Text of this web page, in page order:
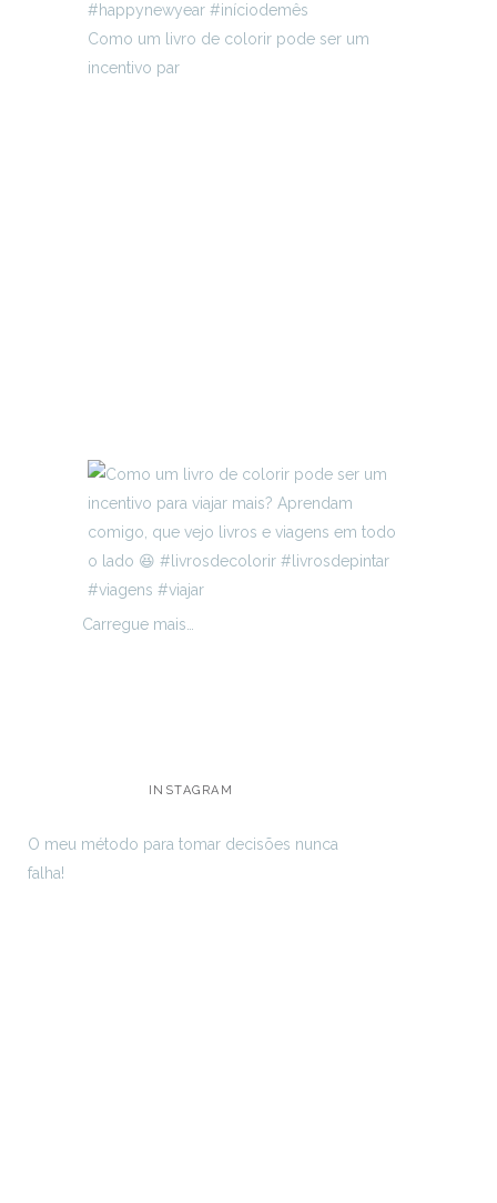
Como um livro de colorir pode ser um
incentivo par
Carregue mais…
INSTAGRAM
O meu método para tomar decisões nunca
falha!